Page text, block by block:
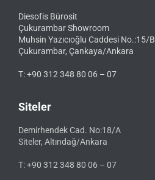
Diesofis Bürosit
Çukurambar Showroom
Muhsin Yazıcıoğlu Caddesi No.:15/B
Çukurambar, Çankaya/Ankara
T: +90 312 348 80 06 – 07
Siteler
Demirhendek Cad. No:18/A
Siteler, Altındağ/Ankara
T: +90 312 348 80 06 – 07